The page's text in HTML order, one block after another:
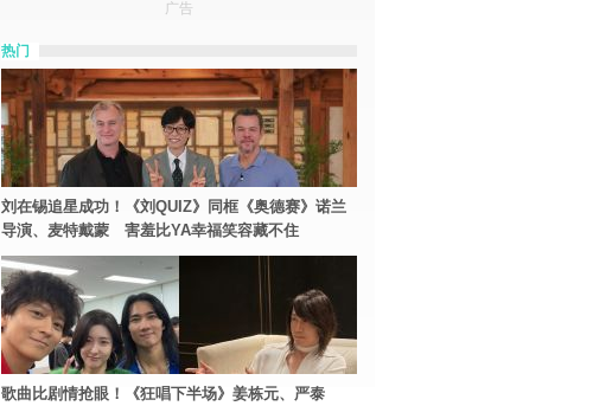
广告
热门
刘在锡追星成功！《刘QUIZ》同框《奥德赛》诺兰
导演、麦特戴蒙 害羞比YA幸福笑容藏不住
歌曲比剧情抢眼！《狂唱下半场》姜栋元、严泰